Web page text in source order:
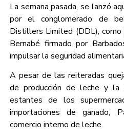
La semana pasada, se lanzó
por el conglomerado de
Distillers Limited (DDL),
Bernabé firmado por
impulsar la seguridad
A pesar de las reiteradas
de producción de leche y
estantes de los
importaciones de ganado,
comercio interno de leche.